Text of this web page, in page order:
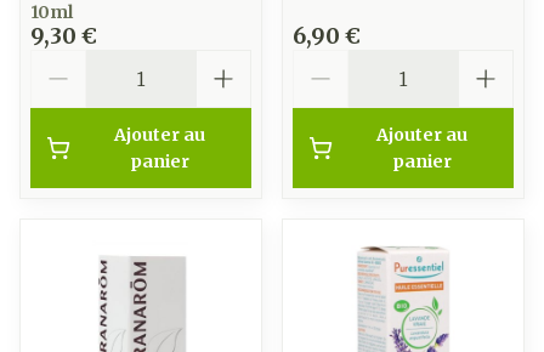
10ml
9,30 €
Ajouter au
panier
6,90 €
Ajouter au
panier